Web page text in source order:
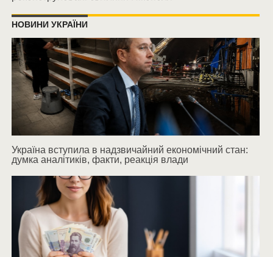
НОВИНИ УКРАЇНИ
Україна вступила в надзвичайний економічний стан:
думка аналітиків, факти, реакція влади